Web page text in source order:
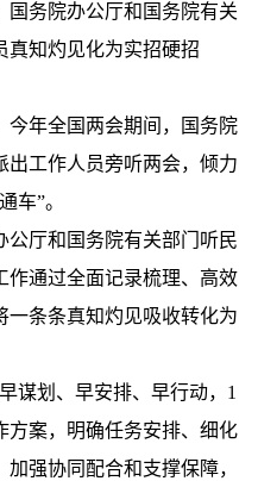
务院办公厅和国务院有关
真知灼见化为实招硬招
今年全国两会期间，国务院
出工作人员旁听两会，倾力
车”。
公厅和国务院有关部门听民
作通过全面记录梳理、高效
一条条真知灼见吸收转化为
谋划、早安排、早行动，1
方案，明确任务安排、细化
强协同配合和支撑保障，